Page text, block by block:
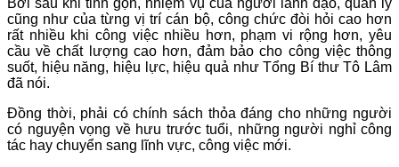
Bởi sau khi tinh gọn, nhiệm vụ của người lãnh đạo, quản lý
cũng như của từng vị trí cán bộ, công chức đòi hỏi cao hơn
rất nhiều khi công việc nhiều hơn, phạm vi rộng hơn, yêu
cầu về chất lượng cao hơn, đảm bảo cho công việc thông
suốt, hiệu năng, hiệu lực, hiệu quả như Tổng Bí thư Tô Lâm
đã nói.
Đồng thời, phải có chính sách thỏa đáng cho những người
có nguyện vọng về hưu trước tuổi, những người nghỉ công
tác hay chuyển sang lĩnh vực, công việc mới.